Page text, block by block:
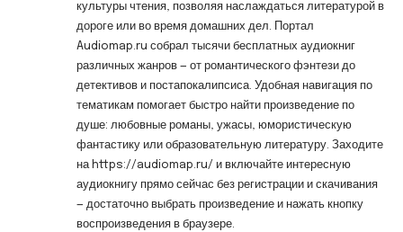
культуры чтения, позволяя наслаждаться литературой в
дороге или во время домашних дел. Портал
Audiomap.ru собрал тысячи бесплатных аудиокниг
различных жанров — от романтического фэнтези до
детективов и постапокалипсиса. Удобная навигация по
тематикам помогает быстро найти произведение по
душе: любовные романы, ужасы, юмористическую
фантастику или образовательную литературу. Заходите
на https://audiomap.ru/ и включайте интересную
аудиокнигу прямо сейчас без регистрации и скачивания
— достаточно выбрать произведение и нажать кнопку
воспроизведения в браузере.